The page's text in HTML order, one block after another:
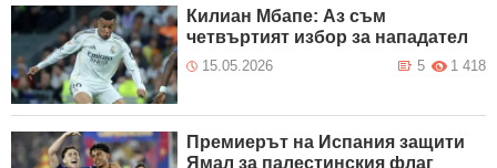
Килиан Мбапе: Аз съм
четвъртият избор за нападател
15.05.2026 1 418
5
Премиерът на Испания защити
Ямал за палестинския флаг